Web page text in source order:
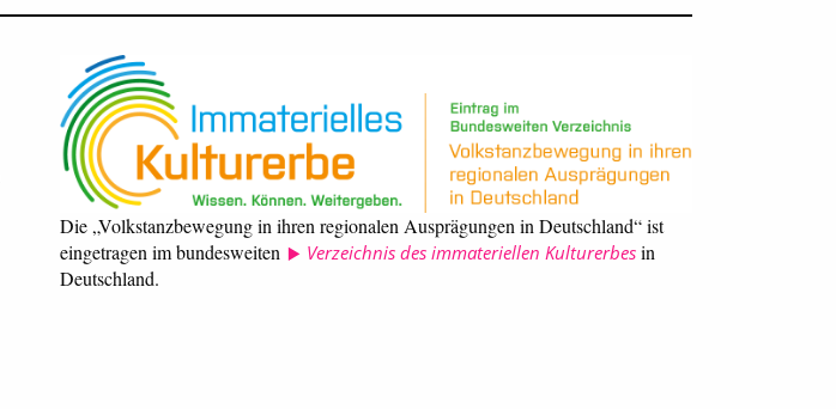
Die „Volkstanzbewegung in ihren regionalen Ausprägungen in Deutschland“ ist
eingetragen im bundesweiten
Verzeichnis des immateriellen Kulturerbes in
Deutschland.